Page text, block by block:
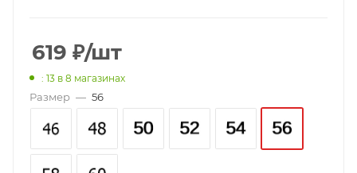
619 ₽/шт
: 13 в 8 магазинах
Размер — 56